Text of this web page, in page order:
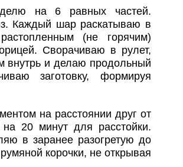
на 6 равных частей.
Каждый шар раскатываю в
(не горячим)
Сворачиваю в рулет,
и делаю продольный
заготовку, формируя
на расстоянии друг от
20 минут для расстойки.
в заранее разогретую до
корочки, не открывая